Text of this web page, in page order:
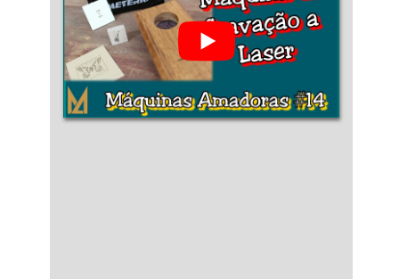
Profissionais com vasta experiência na área
de atuação; Diversas opções de pagamento
disponíveis; Comprometimento com o
resultado final; Logística planejada para
entregas em curto prazo; Equipamentos de